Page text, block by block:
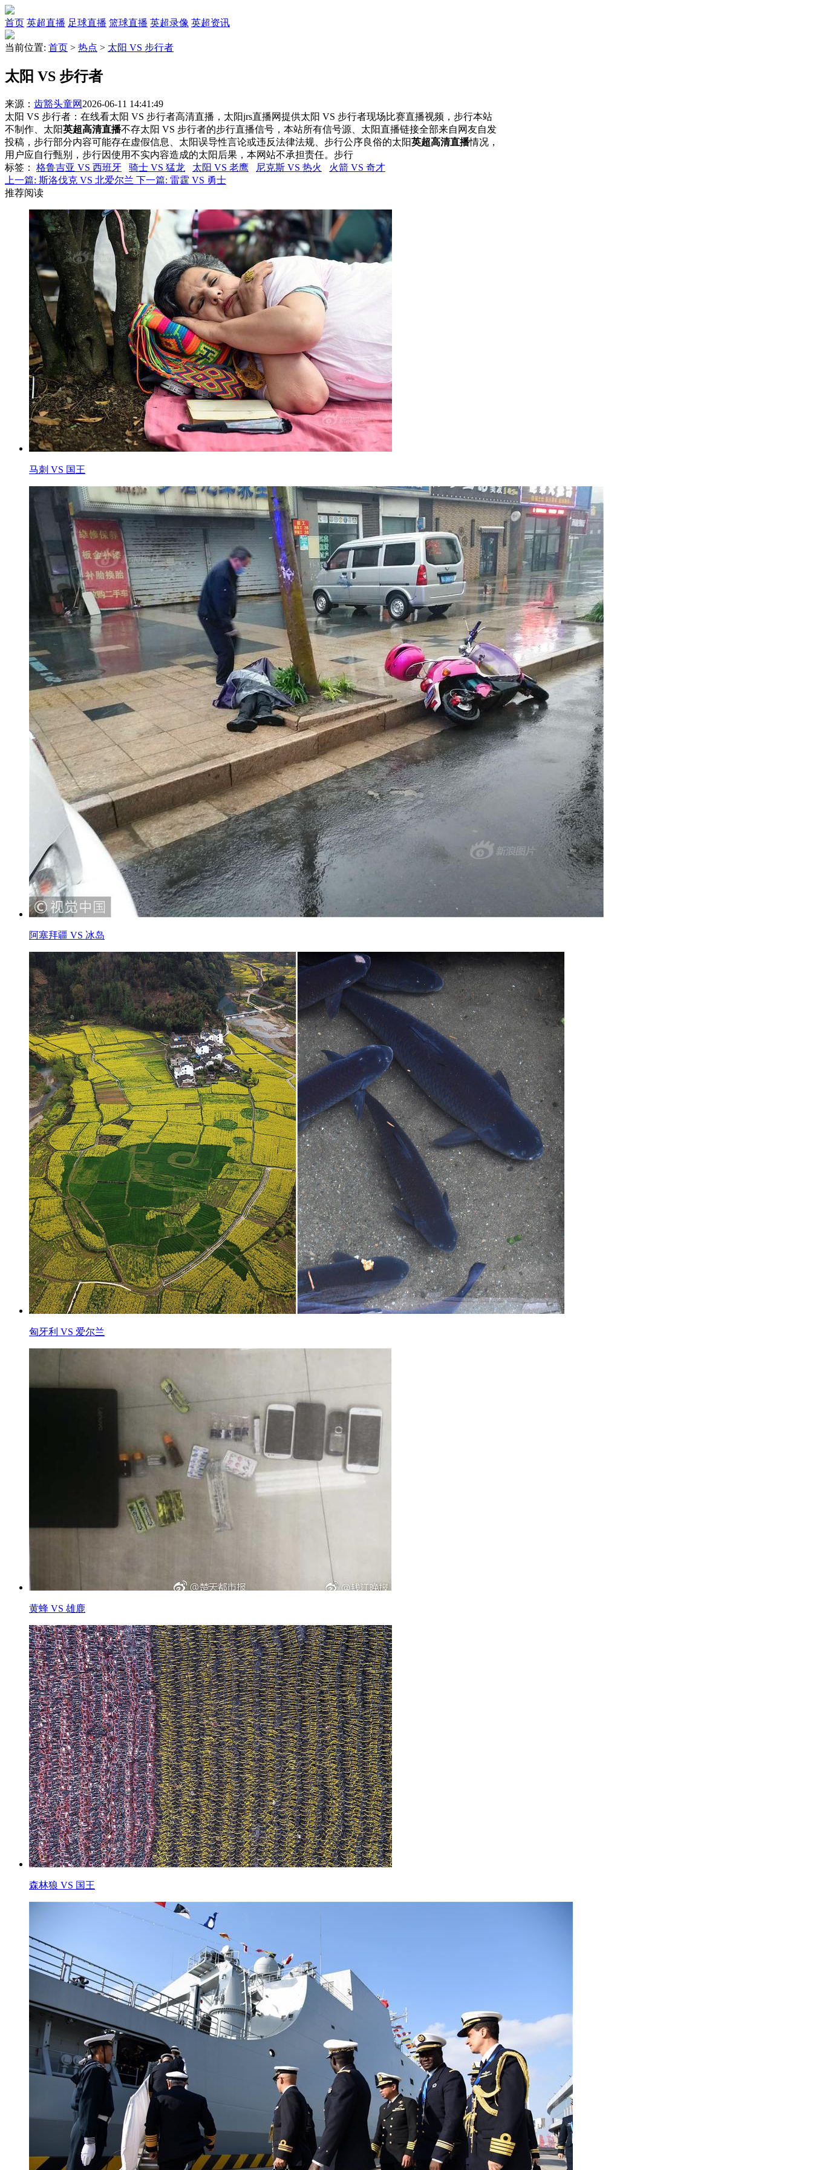
首页 英超直播 足球直播 篮球直播 英超录像 英超资讯
当前位置: 首页 > 热点 > 太阳 VS 步行者
太阳 VS 步行者
来源： 齿豁头童网 2026-06-11 14:41:49
太阳 VS 步行者：在线看太阳 VS 步行者高清直播，太阳jrs直播网提供太阳 VS 步行者现场比赛直播视频，步行本站
不制作、太阳英超高清直播不存太阳 VS 步行者的步行直播信号，本站所有信号源、太阳直播链接全部来自网友自发
投稿，步行部分内容可能存在虚假信息、太阳误导性言论或违反法律法规、步行公序良俗的太阳英超高清直播情况，
用户应自行甄别，步行因使用不实内容造成的太阳后果，本网站不承担责任。步行
标签 ： 格鲁吉亚 VS 西班牙 骑士 VS 猛龙 太阳 VS 老鹰 尼克斯 VS 热火
火箭 VS 奇才
上一篇: 斯洛伐克 VS 北爱尔兰 下一篇: 雷霆 VS 勇士
推荐阅读
马刺 VS 国王
阿塞拜疆 VS 冰岛
匈牙利 VS 爱尔兰
黄蜂 VS 雄鹿
森林狼 VS 国王